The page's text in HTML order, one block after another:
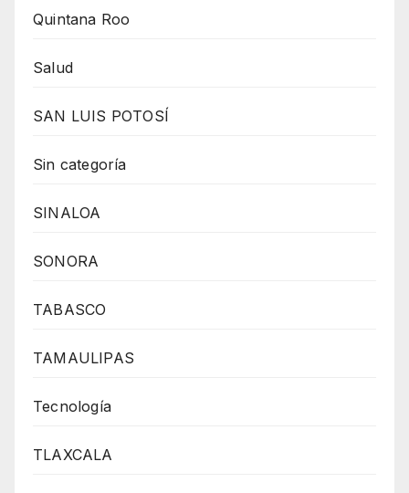
Quintana Roo
Salud
SAN LUIS POTOSÍ
Sin categoría
SINALOA
SONORA
TABASCO
TAMAULIPAS
Tecnología
TLAXCALA